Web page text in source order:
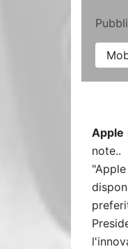
Apple
note..